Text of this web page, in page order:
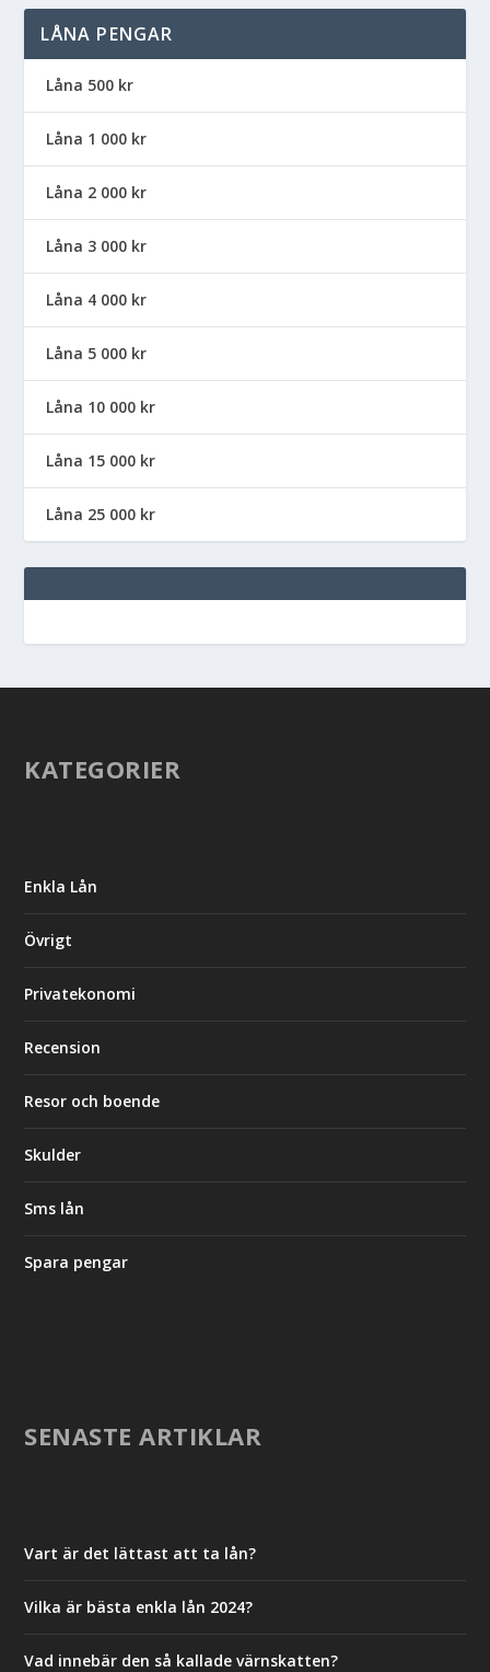
LÅNA PENGAR
Låna 500 kr
Låna 1 000 kr
Låna 2 000 kr
Låna 3 000 kr
Låna 4 000 kr
Låna 5 000 kr
Låna 10 000 kr
Låna 15 000 kr
Låna 25 000 kr
KATEGORIER
Enkla Lån
Övrigt
Privatekonomi
Recension
Resor och boende
Skulder
Sms lån
Spara pengar
SENASTE ARTIKLAR
Vart är det lättast att ta lån?
Vilka är bästa enkla lån 2024?
Vad innebär den så kallade värnskatten?